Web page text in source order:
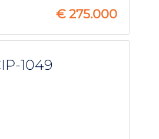
€ 275.000
1049